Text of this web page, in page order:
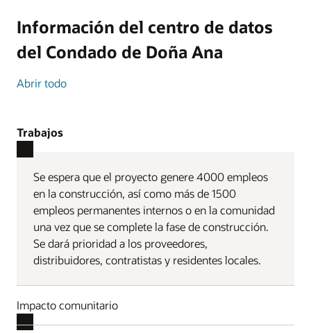
Información del centro de datos
del Condado de Doña Ana
Abrir todo
Trabajos
Se espera que el proyecto genere 4000 empleos
en la construcción, así como más de 1500
empleos permanentes internos o en la comunidad
una vez que se complete la fase de construcción.
Se dará prioridad a los proveedores,
distribuidores, contratistas y residentes locales.
Impacto comunitario